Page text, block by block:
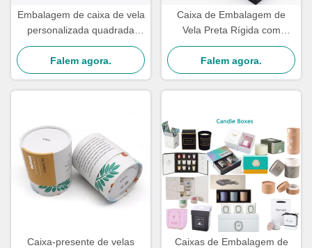
Embalagem de caixa de vela
personalizada quadrada
perfumada, embalagem de
presente de papel kraft,
ecológica
Falem agora.
Caixa de Embalagem de
Vela Preta Rígida com
Relevo e Revestimento UV
com Tampa OEM
Falem agora.
Caixa-presente de velas
Caixas de Embalagem de